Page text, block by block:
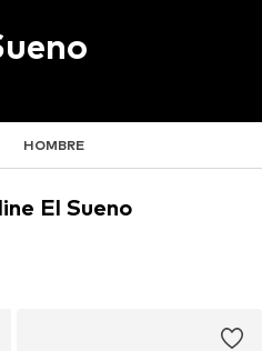
HOMBRE
El Sueno